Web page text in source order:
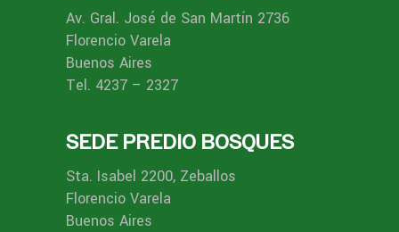
Av. Gral. José de San Martín 2736
Florencio Varela
Buenos Aires
Tel. 4237 – 2327
SEDE PREDIO BOSQUES
Sta. Isabel 2200, Zeballos
Florencio Varela
Buenos Aires